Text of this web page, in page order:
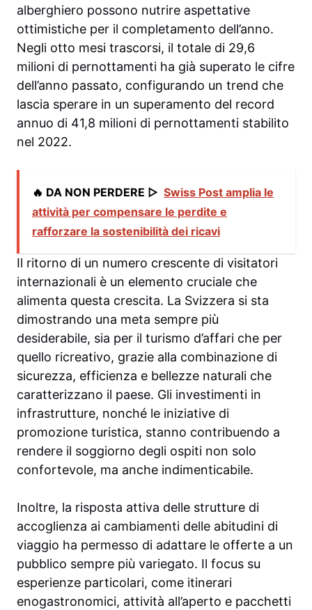
alberghiero possono nutrire aspettative
ottimistiche per il completamento dell’anno.
Negli otto mesi trascorsi, il totale di 29,6
milioni di pernottamenti ha già superato le cifre
dell’anno passato, configurando un trend che
lascia sperare in un superamento del record
annuo di 41,8 milioni di pernottamenti stabilito
nel 2022.
🔥 DA NON PERDERE ▷ Swiss Post amplia le
attività per compensare le perdite e
rafforzare la sostenibilità dei ricavi
Il ritorno di un numero crescente di visitatori
internazionali è un elemento cruciale che
alimenta questa crescita. La Svizzera si sta
dimostrando una meta sempre più
desiderabile, sia per il turismo d’affari che per
quello ricreativo, grazie alla combinazione di
sicurezza, efficienza e bellezze naturali che
caratterizzano il paese. Gli investimenti in
infrastrutture, nonché le iniziative di
promozione turistica, stanno contribuendo a
rendere il soggiorno degli ospiti non solo
confortevole, ma anche indimenticabile.
Inoltre, la risposta attiva delle strutture di
accoglienza ai cambiamenti delle abitudini di
viaggio ha permesso di adattare le offerte a un
pubblico sempre più variegato. Il focus su
esperienze particolari, come itinerari
enogastronomici, attività all’aperto e pacchetti